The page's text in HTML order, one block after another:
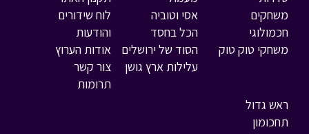
משחקים
חכמולוגי
משחקי טוק טוק
אסי וטוביה
הכל בחסד
הסוד של ירושלים
עלילות ארץ גושן
ראש גדול
תחכומון
לוח שידורים
והודעות
אודות הערוץ
צור קשר
תרומות